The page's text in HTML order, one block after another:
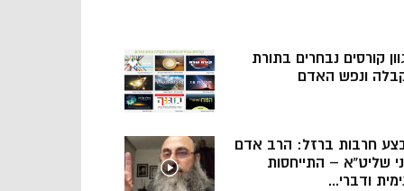
קורסים נבחרים בתורת
ונפש האדם
חרבות ברזל: הרב אדם
שליט”א – התייחסות
ודברי...